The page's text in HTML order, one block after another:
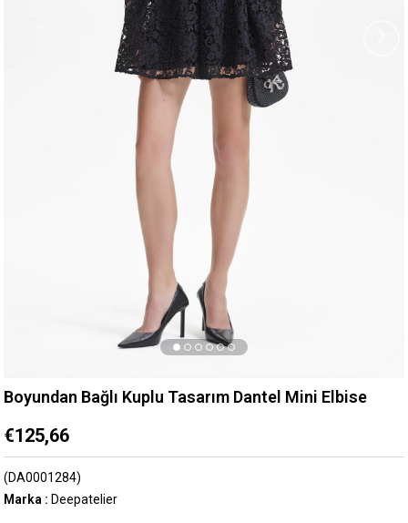
Boyundan Bağlı Kuplu Tasarım Dantel Mini Elbise
€125,66
(DA0001284)
Marka : Deepatelier